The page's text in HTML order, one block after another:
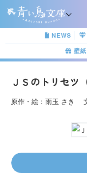
NEWS
壁紙
ＪＳのトリセツ
原作・絵：雨玉 さき